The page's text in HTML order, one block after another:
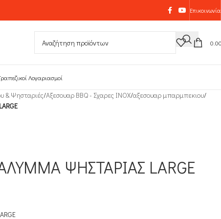
Επικοινωνία
Λογαριασμοί
& Ψησταριές/Αξεσουαρ BBQ - Σχαρες INOX/αξεσουαρ μπαρμπεκιου/
ΨΗΣΤΑΡΙΑΣ LARGE